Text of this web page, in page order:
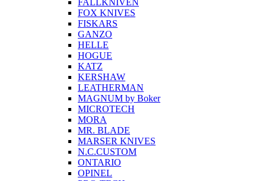
FALLKNIVEN
FOX KNIVES
FISKARS
GANZO
HELLE
HOGUE
KATZ
KERSHAW
LEATHERMAN
MAGNUM by Boker
MICROTECH
MORA
MR. BLADE
MARSER KNIVES
N.C.CUSTOM
ONTARIO
OPINEL